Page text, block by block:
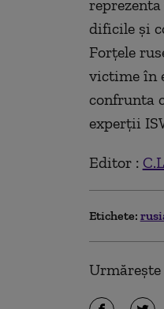
dificile și
Forțele
victime în
confrunta
experții
Editor :
Etichete: